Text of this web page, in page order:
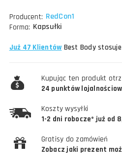
Producent: RedCon1
Forma: Kapsułki
Już 47 Klientów Best Body
Kupując ten produkt
24 punktów
Koszty wysyłki
1-2 dni robocze* już od
Gratisy do zamówień
Zobacz jaki prezent